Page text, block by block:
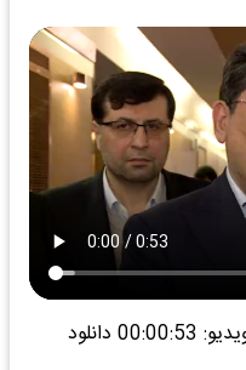
دانلود